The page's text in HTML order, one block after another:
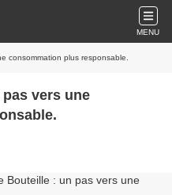
MENU
consommation plus responsable.
vers une